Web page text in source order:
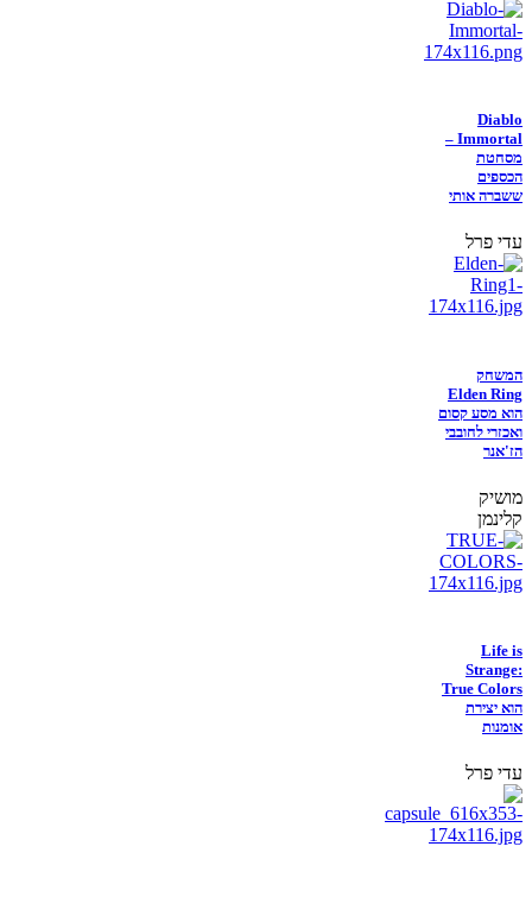
Diablo
Immortal –
מסחטת
הכספים
ששברה אותי
עדי פרל
המשחק
Elden Ring
הוא מסע קסום
ואכזרי לחובבי
הז'אנר
מושיק
קלינמן
Life is
Strange:
True Colors
הוא יצירת
אומנות
עדי פרל